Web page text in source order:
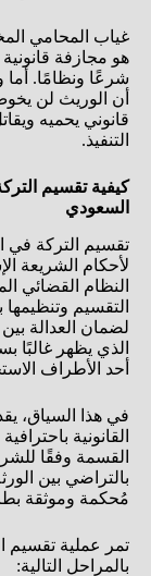
غياب المحامي
هو مجازفة
شرعًا ونظامًا. أما
أن الوريث لن
قانوني يحميه
التنفيذ.
كيفية تقسيم
السعودي
تقسيم التركة في
لأحكام الشريعة
النظام القضائي
التقسيم
لضمان العدالة
الذي يظهر غالبًا
أحد الأطراف
في هذا السياق،
القانونية
القسمة وفقًا
بالتراضي بين
مُحكمة وموثقة
تمر عملية تقسيم
بالمراحل التالية: